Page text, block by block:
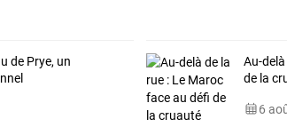
de Prye, un
Au-delà
de la
6